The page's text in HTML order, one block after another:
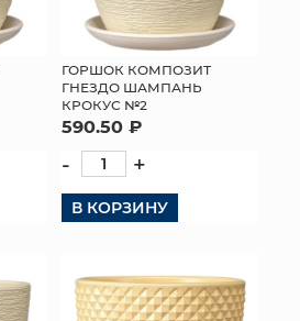
ГОРШОК КОМПОЗИТ
ГНЕЗДО ШАМПАНЬ
КРОКУС №2
590.50 ₽
- +
В КОРЗИНУ